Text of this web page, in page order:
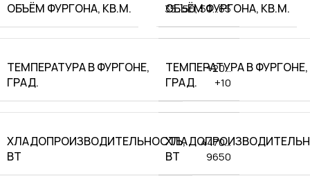
ОБЪЁМ ФУРГОНА, КВ.М. 35…50,50…65
ТЕМПЕРАТУРА В ФУРГОНЕ,
ГРАД.
+20…
+10
ХЛАДОПРОИЗВОДИТЕЛЬНОСТЬ,
ВТ
4470…
9650
ОБЪЁМ ФУРГОНА, КВ.М.
ТЕМПЕРАТУРА В ФУРГОНЕ,
ГРАД.
ВТ